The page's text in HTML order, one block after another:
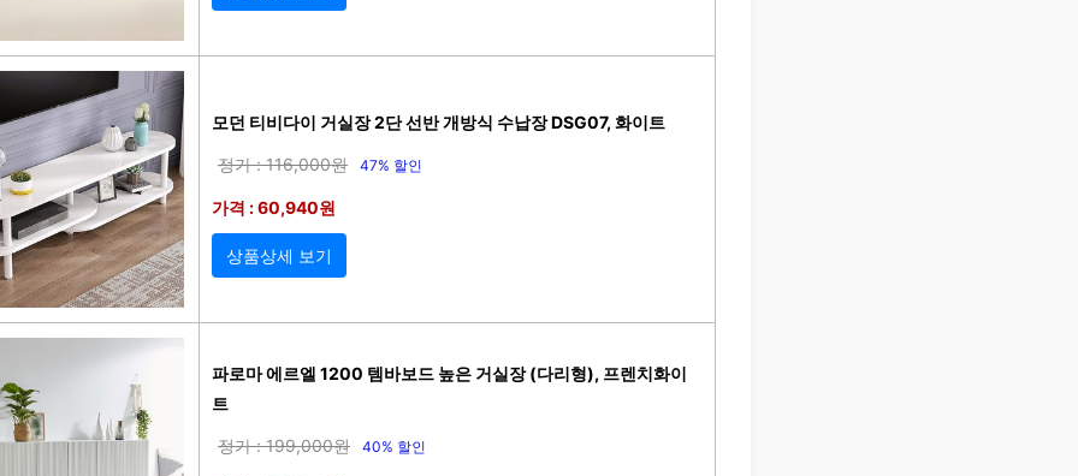
모던 티비다이 거실장 2단 선반 개방식 수납장 DSG07, 화이트
정가 : 116,000원 47% 할인
가격 : 60,940원
상품상세 보기
파로마 에르엘 1200 템바보드 높은 거실장 (다리형), 프렌치화이
트
정가 : 199,000원 40% 할인